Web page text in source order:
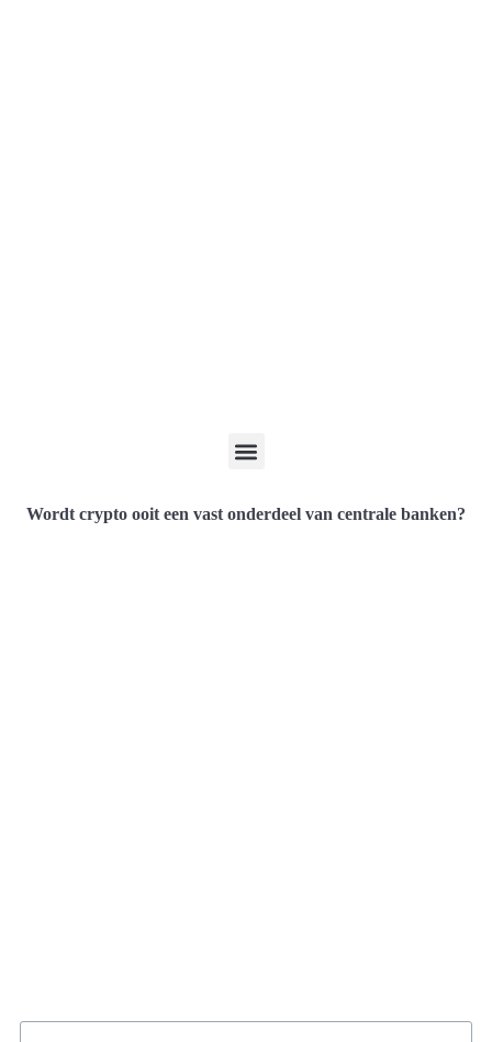
Wordt crypto ooit een vast onderdeel van centrale banken?